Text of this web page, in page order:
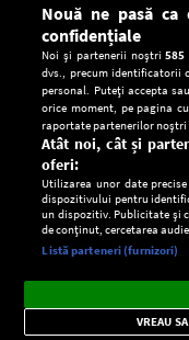
Setări:
Dark
Mode
Radio live,
importante.
Nouă ne pasă ca
confidențiale
Noi și partenerii noștri585
dvs., precum identificatorii
personal. Puteți accepta
orice moment, pe pagina
raportate partenerilor noștri
Atât noi, cât și
oferi:
Utilizarea unor date
dispozitivului pentru
un dispozitiv. Publicitate și
de conținut, cercetarea
Listă parteneri (furnizori)
VREAU